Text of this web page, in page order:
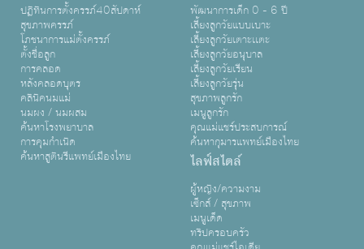
ปฏิทินการตั้งครรภ์40สัปดาห์
สุขภาพครรภ์
โภชนาการแม่ตั้งครรภ์
ตั้งชื่อลูก
การคลอด
หลังคลอดบุตร
คลินิคนมแม่
นมผง / นมผสม
ค้นหาโรงพยาบาล
การคุมกำเนิด
ค้นหาสูตินรีแพทย์เมืองไทย
พัฒนาการเด็ก 0 - 6 ปี
เลี้ยงลูกวัยแบบเบาะ
เลี้ยงลูกวัยเตาะเเตะ
เลี้ยงลูกวัยอนุบาล
เลี้ยงลูกวัยเรียน
เลี้ยงลูกวัยรุ่น
สุขภาพลูกรัก
เมนูลูกรัก
คุณแม่แชร์ประสบการณ์
ค้นหากุมารแพทย์เมืองไทย
ไลฟ์สไตล์
ผู้หญิง/ความงาม
เซ็กส์ / สุขภาพ
เมนูเด็ด
ทริปครอบครัว